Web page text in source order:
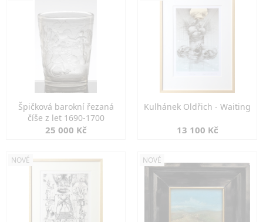
Špičková barokní řezaná
číše z let 1690-1700
25 000 Kč
Kulhánek Oldřich - Waiting
13 100 Kč
NOVÉ NOVÉ